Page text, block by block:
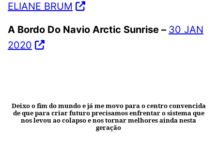
ELIANE BRUM
A Bordo Do Navio Arctic Sunrise – 30 JAN
2020
Deixo o fim do mundo e já me movo para o centro convencida
de que para criar futuro precisamos enfrentar o sistema que
nos levou ao colapso e nos tornar melhores ainda nesta
geração